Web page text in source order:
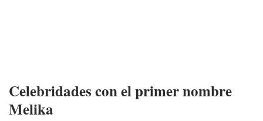
Celebridades con el primer nombre
Melika